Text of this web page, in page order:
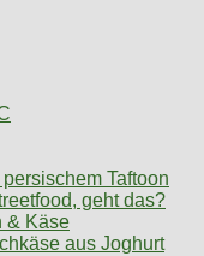
Taftoon
geht das?
& Käse
aus Joghurt